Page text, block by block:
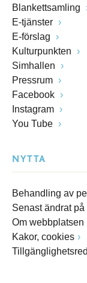
Blankettsamling
E-tjänster
E-förslag
Kulturpunkten
Simhallen
Pressrum
Facebook
Instagram
You Tube
NYTTA
Behandling av
Senast ändrat
Om webbplatsen
Kakor, cookies